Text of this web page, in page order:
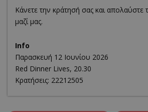
Κάνετε την κράτησή σας και απολαύστε
μαζί μας.
Info
Παρασκευή 12 Ιουνίου 2026
Red Dinner Lives, 20.30
Κρατήσεις: 22212505